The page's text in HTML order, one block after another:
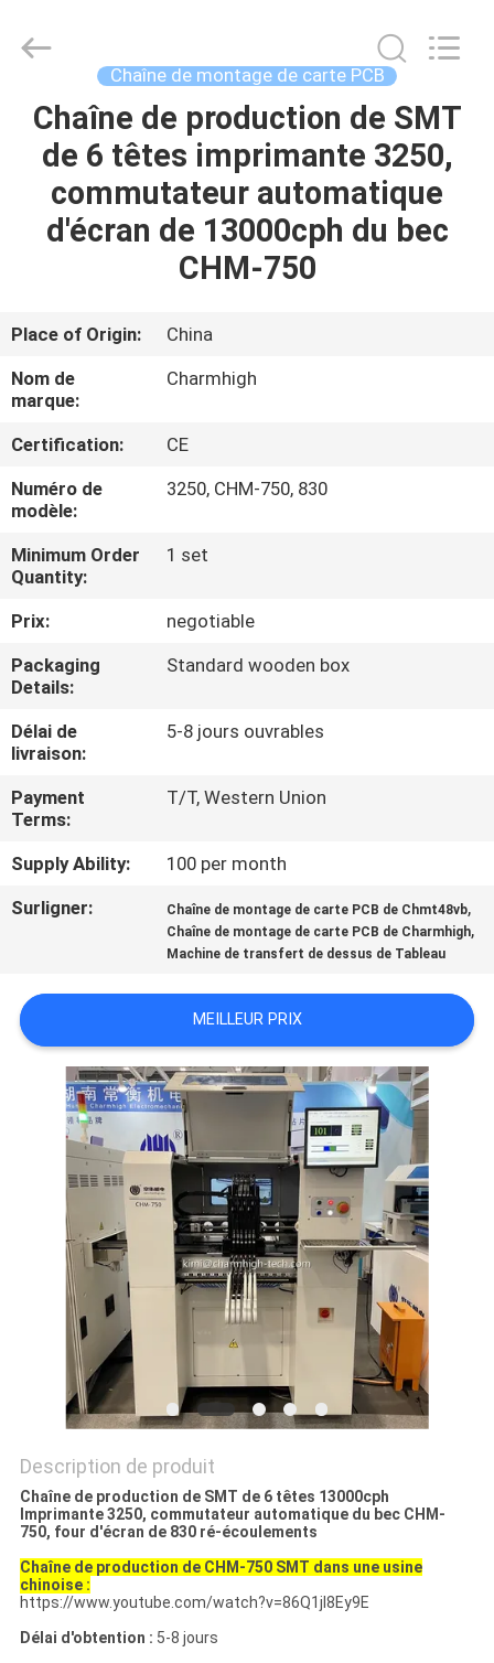
MAISON
PRODUITS
À
PROPOS
DE
NOUS
VISITE
DE
L'USINE
CONTRÔLE
QUALITÉ
CONTACTEZ-
NOUS
NOUVELLES
LINE
CARTE
POLITIQUE
CONFIDENTIALITÉ
CHARMHIGH
TECHNOLOGY
Reserved.
Chaîne de montage de carte PCB
Chaîne de production de SMT
de 6 têtes imprimante 3250,
commutateur automatique
d'écran de 13000cph du bec
CHM-750
Place of Origin:
China
Nom de
marque:
Charmhigh
Certification:
CE
Numéro de
modèle:
3250, CHM-750, 830
Minimum Order
Quantity:
1 set
Prix:
negotiable
Packaging
Details:
Standard wooden box
Délai de
livraison:
5-8 jours ouvrables
Payment
Terms:
T/T, Western Union
Supply Ability:
100 per month
Surligner:
Chaîne de montage de carte PCB de Chmt48vb,
Chaîne de montage de carte PCB de Charmhigh,
Machine de transfert de dessus de Tableau
MEILLEUR PRIX
Description de produit
Chaîne de production de SMT de 6 têtes 13000cph
Imprimante 3250, commutateur automatique du bec CHM-
750, four d'écran de 830 ré-écoulements
Chaîne de production de CHM-750 SMT dans une usine
chinoise :
https://www.youtube.com/watch?v=86Q1jI8Ey9E
Délai d'obtention : 5-8 jours